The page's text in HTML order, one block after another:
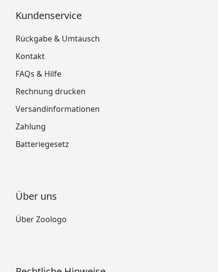
Kundenservice
Rückgabe & Umtausch
Kontakt
FAQs & Hilfe
Rechnung drucken
Versandinformationen
Zahlung
Batteriegesetz
Über uns
Über Zoologo